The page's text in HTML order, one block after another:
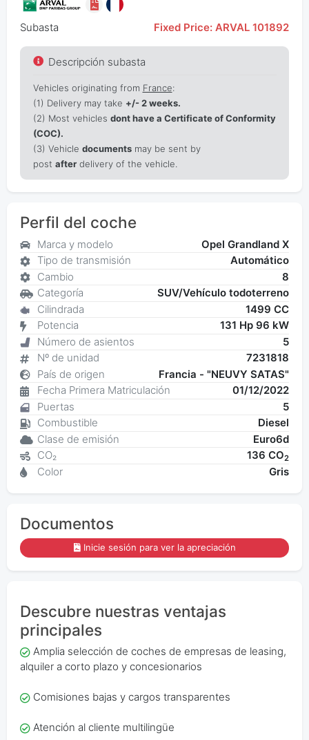
Subasta Fixed Price: ARVAL 101892
Descripción subasta
Vehicles originating from France:
(1) Delivery may take +/- 2 weeks.
(2) Most vehicles dont have a Certificate of Conformity
(COC).
(3) Vehicle documentsmay be sent by
post afterdelivery of the vehicle.
Perfil del coche
Marca y modelo
Opel Grandland X
Tipo de transmisión
Automático
Cambio
8
Categoría
SUV/Vehículo todoterreno
Cilindrada
1499 CC
Potencia
131 Hp 96 kW
Número de asientos
5
Nº de unidad
7231818
País de origen
Francia - "NEUVY SATAS"
Fecha Primera Matriculación
01/12/2022
Puertas
5
Combustible
Diesel
Clase de emisión
Euro6d
CO₂
136 CO2
Color Gris
Documentos
Inicie sesión para ver la apreciación
Descubre nuestras ventajas
principales
Amplia selección de coches de empresas de leasing,
alquiler a corto plazo y concesionarios
Comisiones bajas y cargos transparentes
Atención al cliente multilingüe